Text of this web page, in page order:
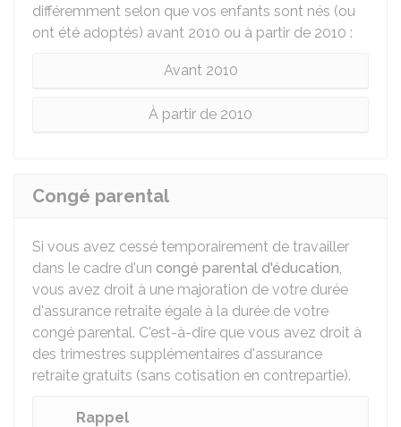
différemment selon que vos enfants sont nés (ou
ont été adoptés) avant 2010 ou à partir de 2010 :
Avant 2010
À partir de 2010
Congé parental
Si vous avez cessé temporairement de travailler
dans le cadre d'un congé parental d'éducation,
vous avez droit à une majoration de votre durée
d'assurance retraite égale à la durée de votre
congé parental. C'est-à-dire que vous avez droit à
des trimestres supplémentaires d'assurance
retraite gratuits (sans cotisation en contrepartie).
Rappel